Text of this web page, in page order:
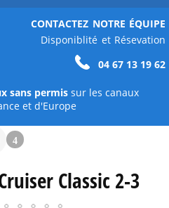
CONTACTEZ NOTRE ÉQUIPE
Disponiblité et Résevation
04 67 13 19 62
sans permis sur les canaux
et d'Europe
4
Classic 2-3